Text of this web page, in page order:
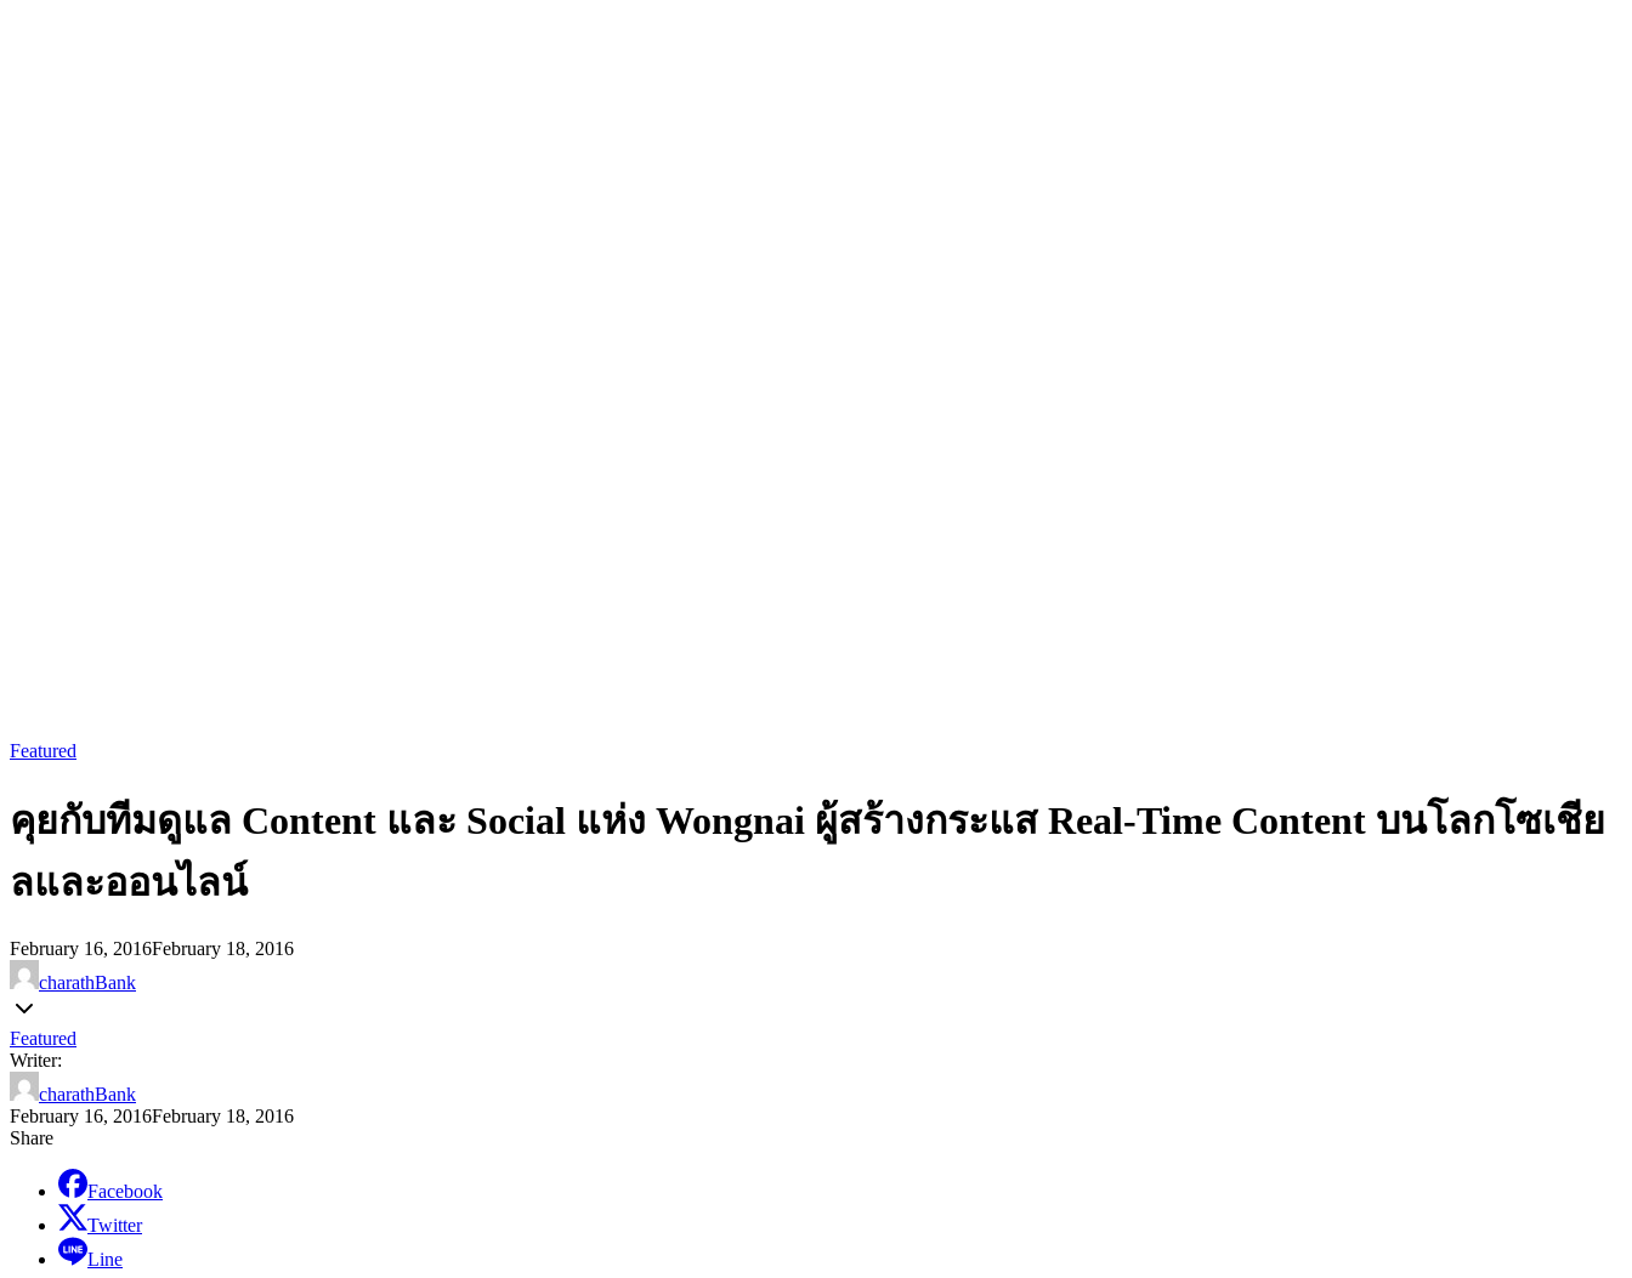
Featured
คุยกับทีมดูแล Content และ Social แห่ง Wongnai ผู้สร้างกระแส Real-Time Content บนโลกโซเชีย
ลและออนไลน์
February 16, 2016February 18, 2016
charathBank
Featured
Writer:
charathBank
February 16, 2016February 18, 2016
Share
Facebook
Twitter
Line